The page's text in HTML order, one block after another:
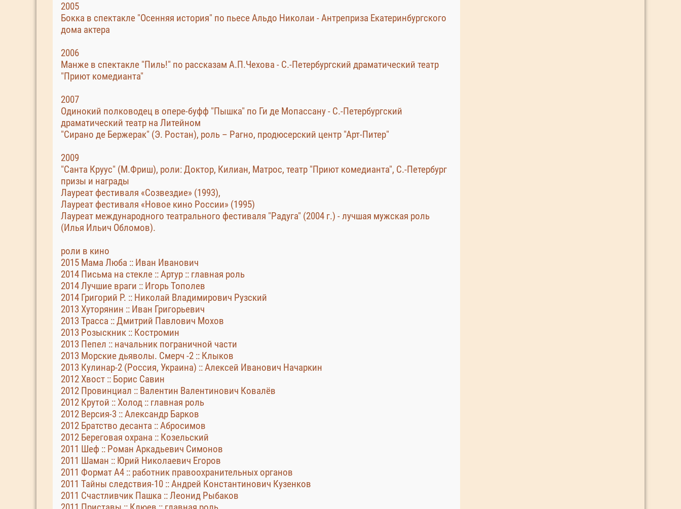
2005
Бокка в спектакле "Осенняя история" по пьесе Альдо Николаи - Антреприза Екатеринбургского
дома актера
2006
Манже в спектакле "Пиль!" по рассказам А.П.Чехова - С.-Петербургский драматический театр
"Приют комедианта"
2007
Одинокий полководец в опере-буфф "Пышка" по Ги де Мопассану - С.-Петербургский
драматический театр на Литейном
"Сирано де Бержерак" (Э. Ростан), роль – Рагно, продюсерский центр "Арт-Питер"
2009
"Санта Круус" (М.Фриш), роли: Доктор, Килиан, Матрос, театр "Приют комедианта", С.-Петербург
призы и награды
Лауреат фестиваля «Созвездие» (1993),
Лауреат фестиваля «Новое кино России» (1995)
Лауреат международного театрального фестиваля "Радуга" (2004 г.) - лучшая мужская роль
(Илья Ильич Обломов).
роли в кино
2015 Мама Люба :: Иван Иванович
2014 Письма на стекле :: Артур :: главная роль
2014 Лучшие враги :: Игорь Тополев
2014 Григорий Р. :: Николай Владимирович Рузский
2013 Хуторянин :: Иван Григорьевич
2013 Трасса :: Дмитрий Павлович Мохов
2013 Розыскник :: Костромин
2013 Пепел :: начальник пограничной части
2013 Морские дьяволы. Смерч -2 :: Клыков
2013 Кулинар-2 (Россия, Украина) :: Алексей Иванович Начаркин
2012 Хвост :: Борис Савин
2012 Провинциал :: Валентин Валентинович Ковалёв
2012 Крутой :: Холод :: главная роль
2012 Версия-3 :: Александр Барков
2012 Братство десанта :: Абросимов
2012 Береговая охрана :: Козельский
2011 Шеф :: Роман Аркадьевич Симонов
2011 Шаман :: Юрий Николаевич Егоров
2011 Формат А4 :: работник правоохранительных органов
2011 Тайны следствия-10 :: Андрей Константинович Кузенков
2011 Счастливчик Пашка :: Леонид Рыбаков